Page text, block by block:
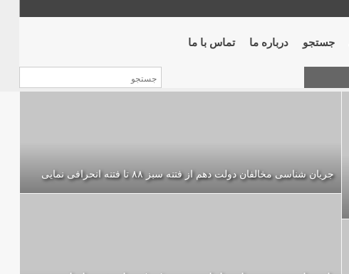
جستجو درباره ما تماس با ما
جریان شناسی مخالفان دولت دهم از فتنه سبز ۸۸ تا فتنه انحرافی نمایی